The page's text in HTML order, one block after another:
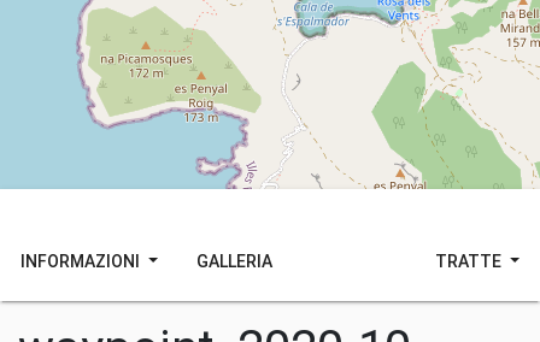
INFORMAZIONI GALLERIA TRATTE